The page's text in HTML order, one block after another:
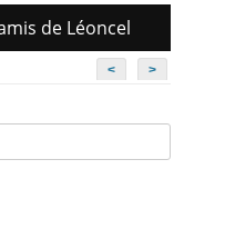
de Léoncel
< >